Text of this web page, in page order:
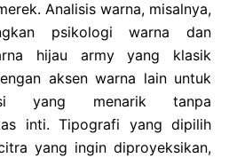
Analisis warna, misalnya,
psikologi warna dan
hijau army yang klasik
aksen warna lain untuk
yang menarik tanpa
inti. Tipografi yang dipilih
yang ingin diproyeksikan,